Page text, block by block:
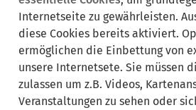
Internetseite zu gewährleisten.
diese Cookies bereits aktiviert.
ermöglichen die Einbettung von
unsere Internetsete. Sie müssen
zulassen um z.B. Videos,
Veranstaltungen zu sehen oder